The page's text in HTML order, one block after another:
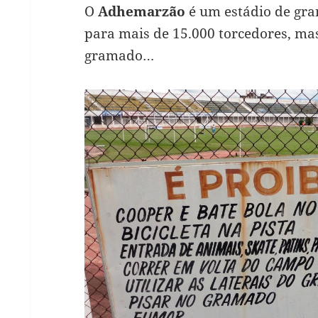
O Adhemarzão é um estádio de
para mais de 15.000 torcedores,
gramado…